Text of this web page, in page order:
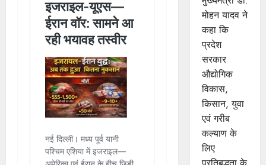
मोहन यादव ने
कहा कि
प्रदेश
सरकार
औद्योगिक
विकास,
किसान, युवा
एवं गरीब
कल्याण के
लिए